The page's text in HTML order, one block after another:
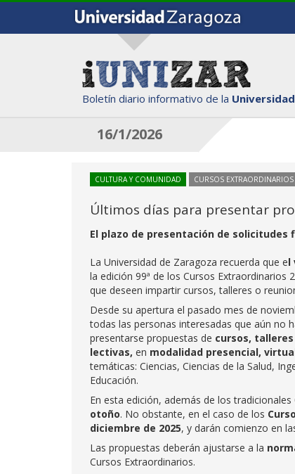
Boletín diario informativo de la
16/1/2026
CULTURA Y COMUNIDAD CURSOS EXTRAORDINARIOS
Últimos días para presentar
El plazo de presentación de solicitudes
La Universidad de Zaragoza recuerda que el
la edición 99ª de los Cursos
que deseen impartir cursos, talleres o
Desde su apertura el pasado mes de
todas las personas interesadas que aún no
presentarse propuestas de cursos,
lectivas, en modalidad presencial,
temáticas: Ciencias, Ciencias de la Salud,
Educación.
En esta edición, además de los
otoño. No obstante, en el caso de los
diciembre de 2025, y darán comienzo en
Las propuestas deberán ajustarse a la
Cursos Extraordinarios.